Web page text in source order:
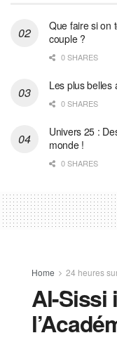
Que faire si on
couple ?
0 SHARES
Les plus belles
0 SHARES
Univers 25 :
monde !
0 SHARES
Home 24 heures
Al-Sissi